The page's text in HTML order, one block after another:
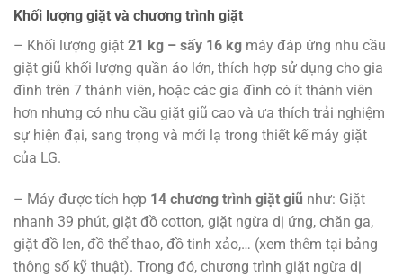
Khối lượng giặt và chương trình giặt
– Khối lượng giặt 21 kg – sấy 16 kg máy đáp ứng nhu cầu
giặt giũ khối lượng quần áo lớn, thích hợp sử dụng cho gia
đình trên 7 thành viên, hoặc các gia đình có ít thành viên
hơn nhưng có nhu cầu giặt giũ cao và ưa thích trải nghiệm
sự hiện đại, sang trọng và mới lạ trong thiết kế máy giặt
của LG.
– Máy được tích hợp 14 chương trình giặt giũ như: Giặt
nhanh 39 phút, giặt đồ cotton, giặt ngừa dị ứng, chăn ga,
giặt đồ len, đồ thể thao, đồ tinh xảo,… (xem thêm tại bảng
thông số kỹ thuật). Trong đó, chương trình giặt ngừa dị